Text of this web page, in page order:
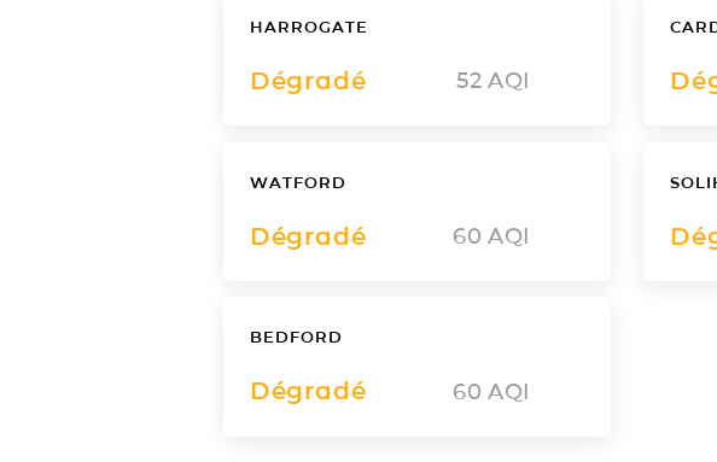
HARROGATE
Dégradé 52 AQI
WATFORD
Dégradé 60 AQI
BEDFORD
Dégradé 60 AQI